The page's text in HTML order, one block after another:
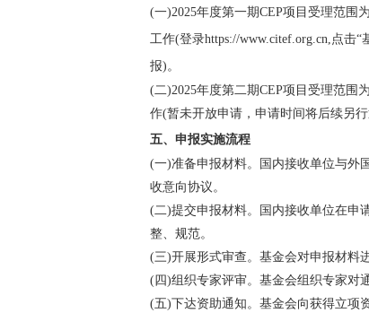
(一)2025年度第一期CEP项目受理范围
工作(登录https://www.citef.org.cn,点击
报)。
(二)2025年度第二期CEP项目受理范围
作(暂未开放申请，申请时间将后续另行
五、申报实施流程
(一)准备申报材料。国内接收单位与外
收意向协议。
(二)提交申报材料。国内接收单位在申
整、规范。
(三)开展形式审查。基金会对申报材料
(四)组织专家评审。基金会组织专家对
(五)下达资助通知。基金会向获得立项